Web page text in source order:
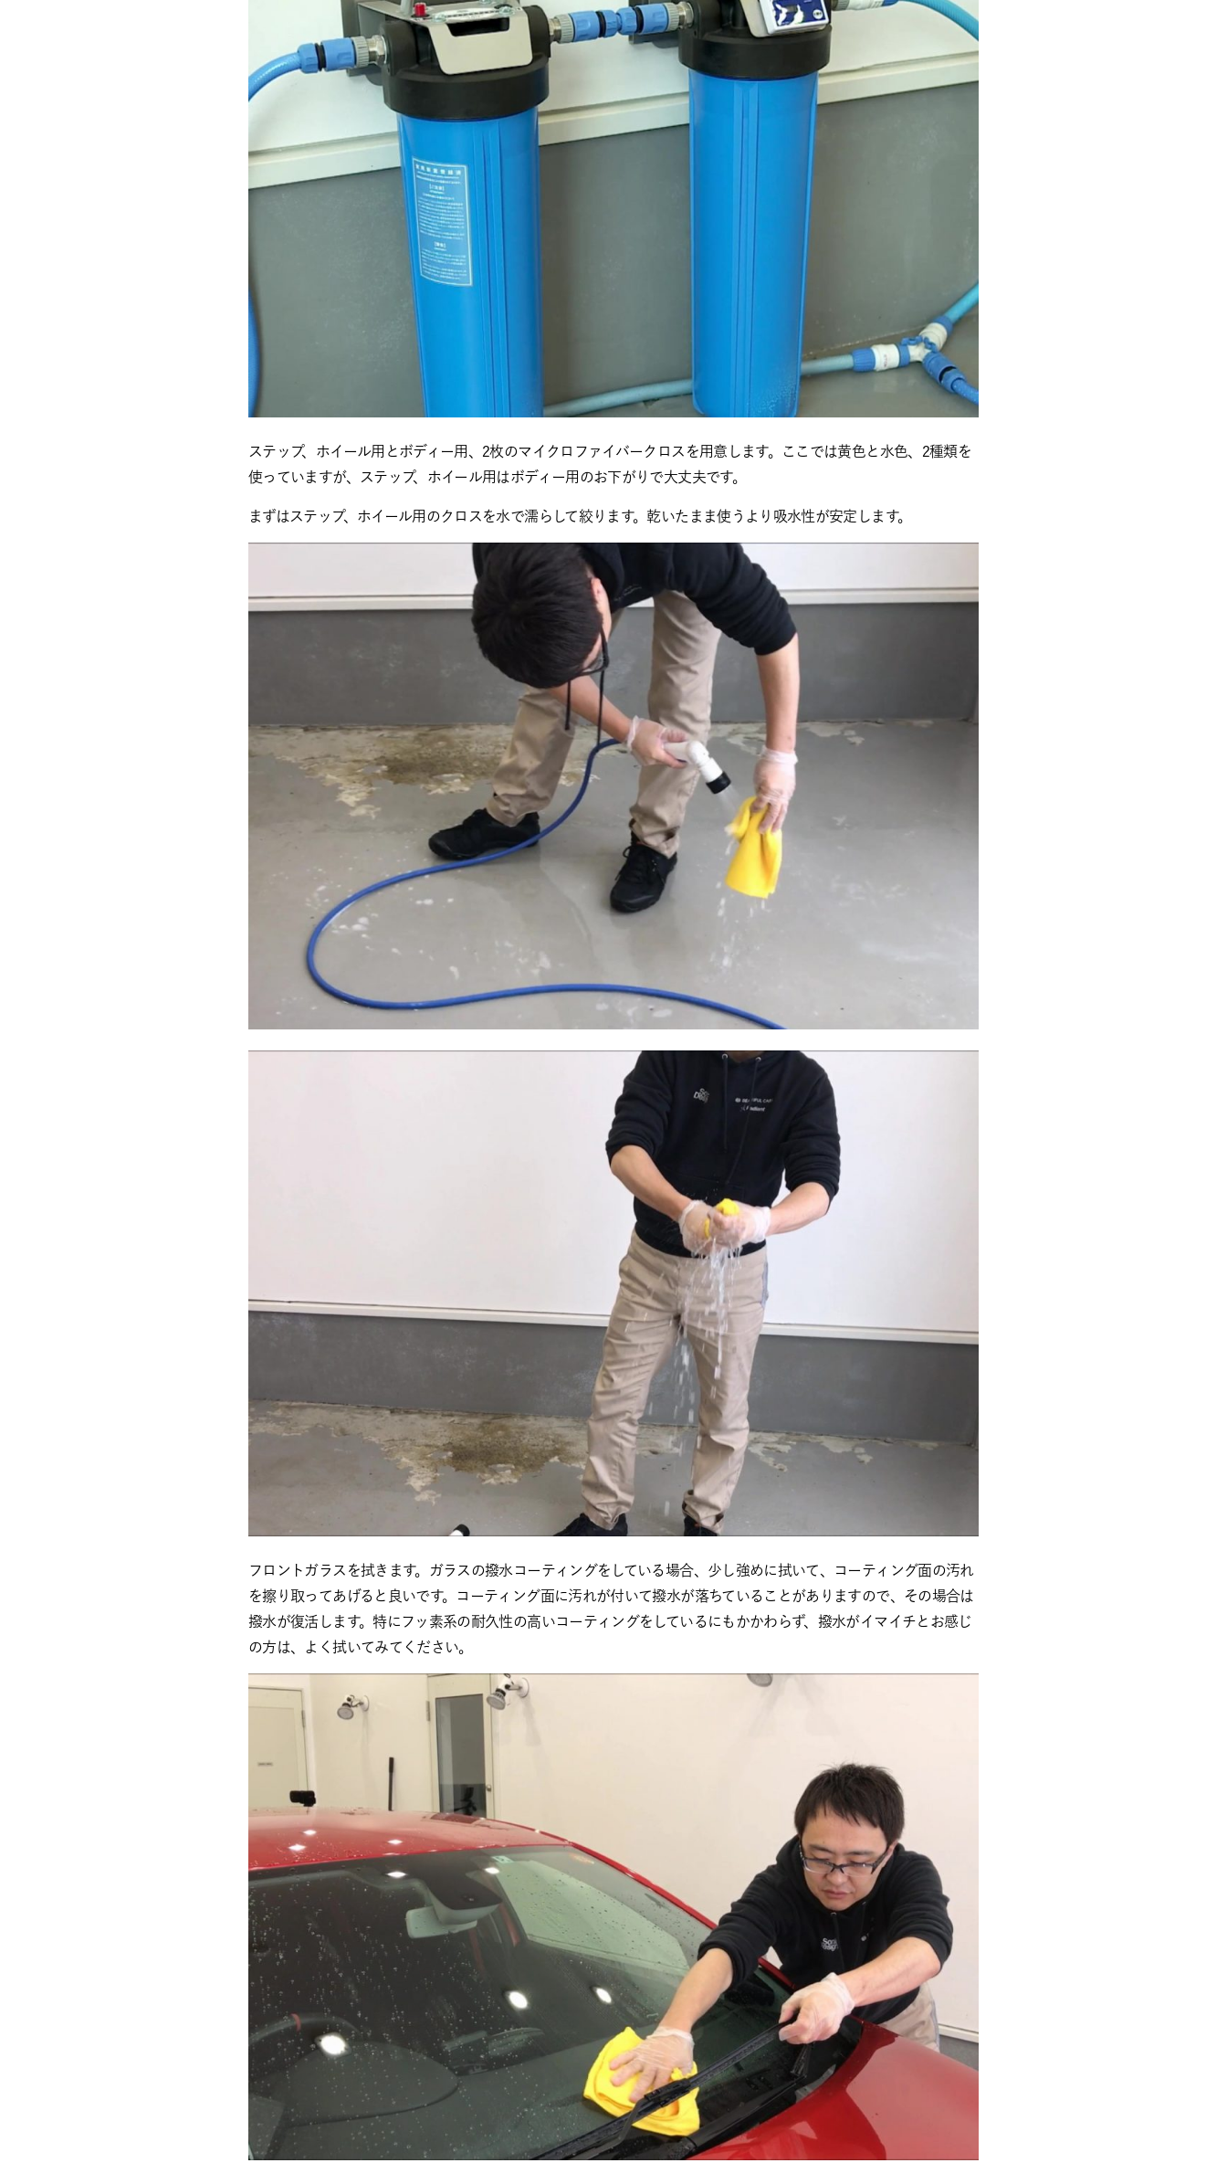
ステップ、ホイール用とボディー用、2枚のマイクロファイバークロスを用意します。ここでは黄色と水色、2種類を
使っていますが、ステップ、ホイール用はボディー用のお下がりで大丈夫です。
まずはステップ、ホイール用のクロスを水で濡らして絞ります。乾いたまま使うより吸水性が安定します。
フロントガラスを拭きます。ガラスの撥水コーティングをしている場合、少し強めに拭いて、コーティング面の汚れ
を擦り取ってあげると良いです。コーティング面に汚れが付いて撥水が落ちていることがありますので、その場合は
撥水が復活します。特にフッ素系の耐久性の高いコーティングをしているにもかかわらず、撥水がイマイチとお感じ
の方は、よく拭いてみてください。